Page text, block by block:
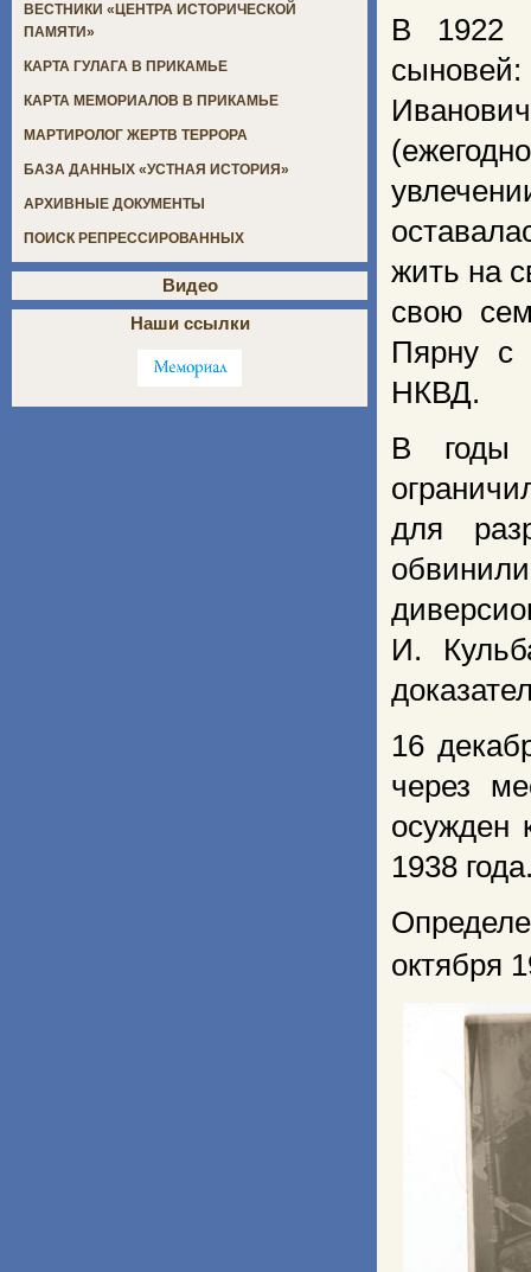
В 1922
жить на
свою
Пярну с
НКВД.
В годы
для
И.
16
через
осужден
1938
октября
ВЕСТНИКИ «ЦЕНТРА ИСТОРИЧЕСКОЙ
ПАМЯТИ»
КАРТА ГУЛАГА В ПРИКАМЬЕ
КАРТА МЕМОРИАЛОВ В ПРИКАМЬЕ
МАРТИРОЛОГ ЖЕРТВ ТЕРРОРА
БАЗА ДАННЫХ «УСТНАЯ ИСТОРИЯ»
АРХИВНЫЕ ДОКУМЕНТЫ
ПОИСК РЕПРЕССИРОВАННЫХ
Видео
Наши ссылки